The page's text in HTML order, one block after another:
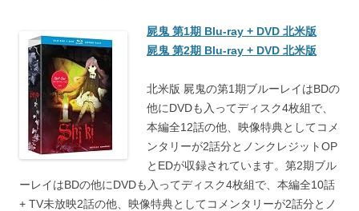
屍鬼 第1期 Blu-ray + DVD 北米版
屍鬼 第2期 Blu-ray + DVD 北米版
北米版 屍鬼の第1期ブルーレイはBDの
他にDVDも入ってディスク4枚組で、
本編全12話の他、映像特典としてコメ
ンタリーが2話分とノンクレジットOP
とEDが収録されています。第2期ブル
ーレイはBDの他にDVDも入ってディスク4枚組で、本編全10話
+ TV未放映2話の他、映像特典としてコメンタリーが2話分とノ